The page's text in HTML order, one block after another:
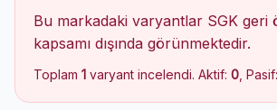
Bu markadaki varyantlar SGK geri
kapsamı dışında görünmektedir.
Toplam 1 varyant incelendi. Aktif: 0 , Pasif: